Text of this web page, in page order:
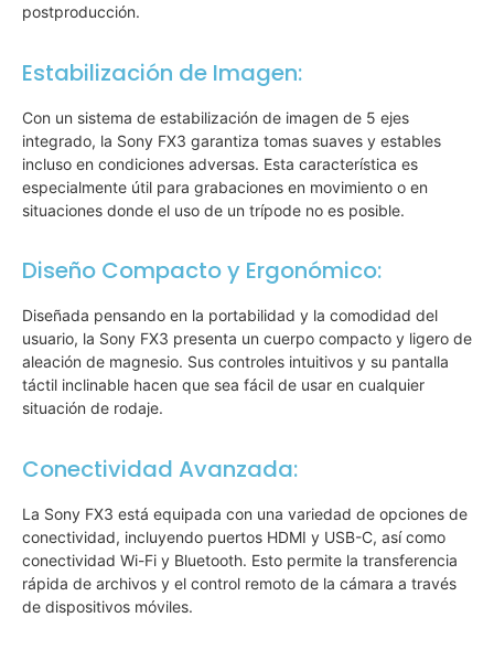
postproducción.
Estabilización de Imagen:
Con un sistema de estabilización de imagen de 5 ejes
integrado, la Sony FX3 garantiza tomas suaves y estables
incluso en condiciones adversas. Esta característica es
especialmente útil para grabaciones en movimiento o en
situaciones donde el uso de un trípode no es posible.
Diseño Compacto y Ergonómico:
Diseñada pensando en la portabilidad y la comodidad del
usuario, la Sony FX3 presenta un cuerpo compacto y ligero de
aleación de magnesio. Sus controles intuitivos y su pantalla
táctil inclinable hacen que sea fácil de usar en cualquier
situación de rodaje.
Conectividad Avanzada:
La Sony FX3 está equipada con una variedad de opciones de
conectividad, incluyendo puertos HDMI y USB-C, así como
conectividad Wi-Fi y Bluetooth. Esto permite la transferencia
rápida de archivos y el control remoto de la cámara a través
de dispositivos móviles.